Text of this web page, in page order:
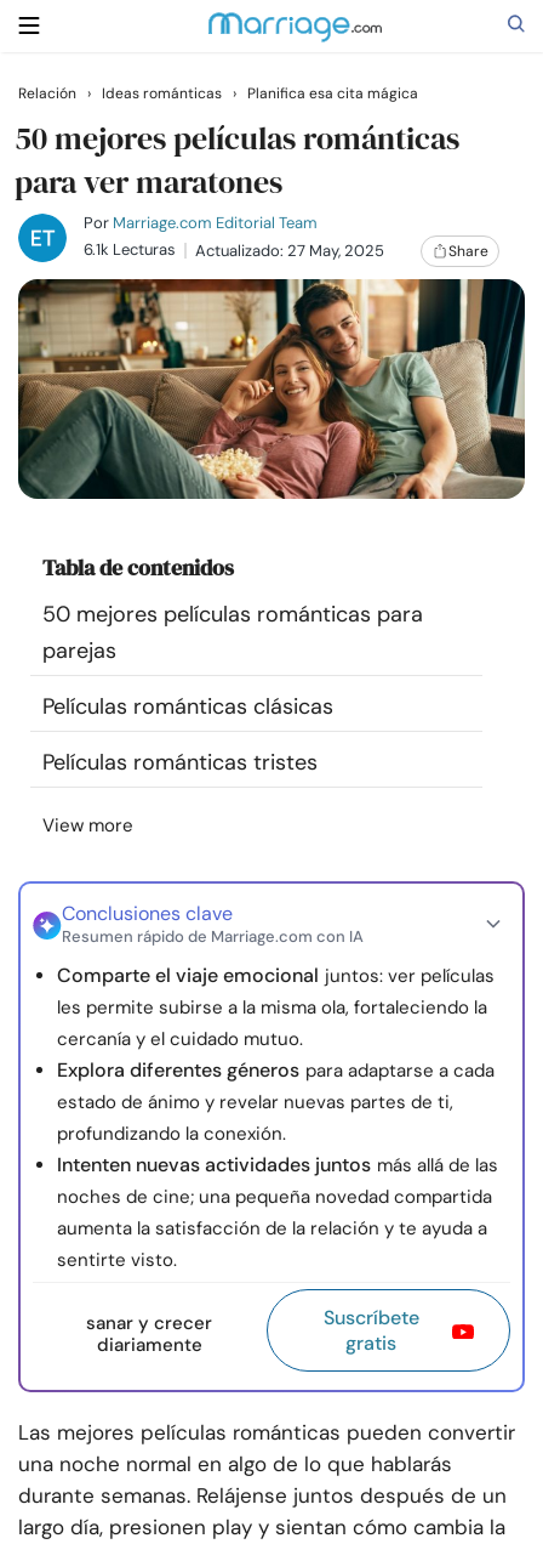
Buscar
Casarse
Relaciones
Familia
Ayuda
Cursos
Recursos
Comunidad
Encuentra un terapeuta
Idioma
nosotros
© Copyright 2026. Todos los derechos reservados.
Relación › Ideas románticas › Planifica esa cita mágica
50 mejores películas románticas
para ver maratones
Por Marriage.com Editorial Team
6.1k Lecturas
Actualizado: 27 May, 2025 Share
Tabla de contenidos
50 mejores películas románticas para
parejas
Películas románticas clásicas
Películas románticas tristes
View more
Conclusiones clave
Resumen rápido de Marriage.com con IA
Comparte el viaje emocional juntos: ver películas
les permite subirse a la misma ola, fortaleciendo la
cercanía y el cuidado mutuo.
Explora diferentes géneros para adaptarse a cada
estado de ánimo y revelar nuevas partes de ti,
profundizando la conexión.
Intenten nuevas actividades juntos más allá de las
noches de cine; una pequeña novedad compartida
aumenta la satisfacción de la relación y te ayuda a
sentirte visto.
sanar y crecer
diariamente
Suscríbete
gratis
Las mejores películas románticas pueden convertir
una noche normal en algo de lo que hablarás
durante semanas. Relájense juntos después de un
largo día, presionen play y sientan cómo cambia la